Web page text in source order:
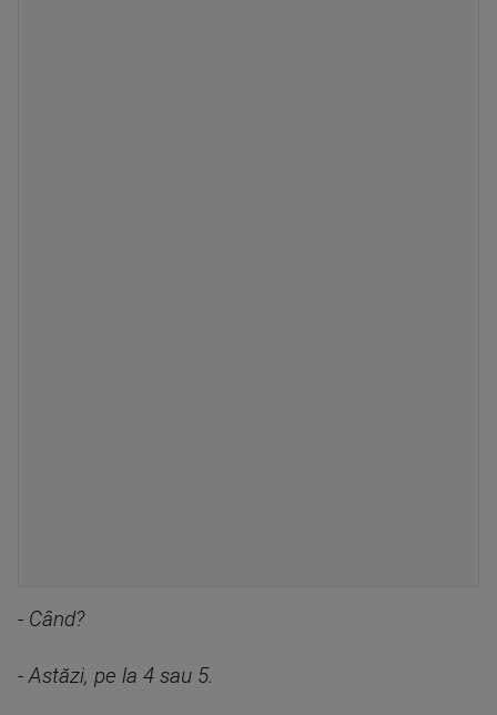
- Când?
- Astăzi, pe la 4 sau 5.